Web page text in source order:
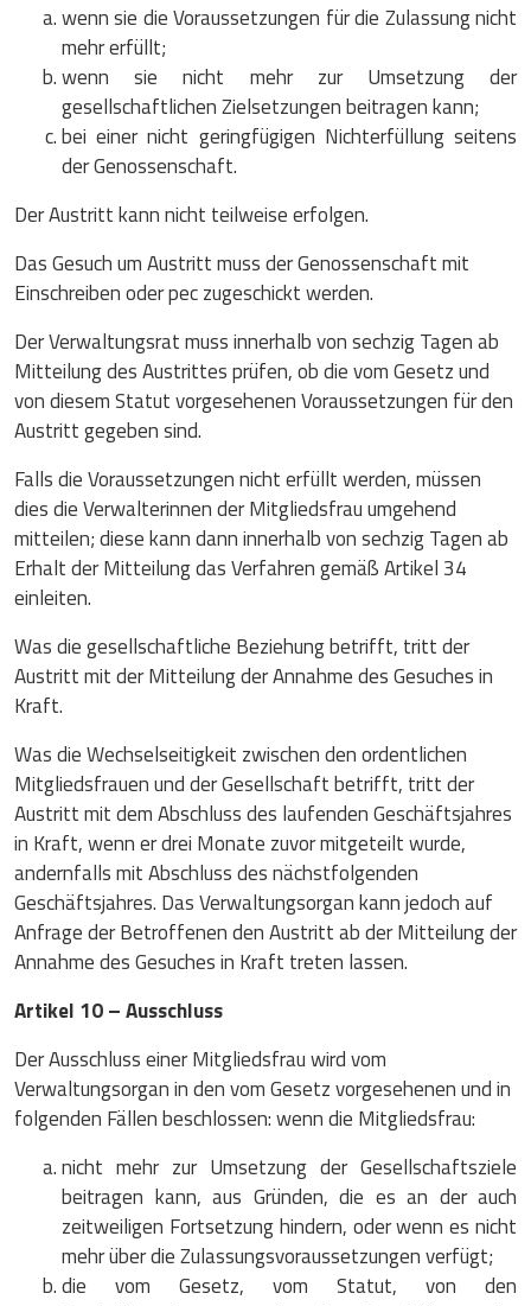
wenn sie die Voraussetzungen für die Zulassung nicht
mehr erfüllt;
wenn sie nicht mehr zur Umsetzung der
gesellschaftlichen Zielsetzungen beitragen kann;
bei einer nicht geringfügigen Nichterfüllung seitens
der Genossenschaft.
Der Austritt kann nicht teilweise erfolgen.
Das Gesuch um Austritt muss der Genossenschaft mit
Einschreiben oder pec zugeschickt werden.
Der Verwaltungsrat muss innerhalb von sechzig Tagen ab
Mitteilung des Austrittes prüfen, ob die vom Gesetz und
von diesem Statut vorgesehenen Voraussetzungen für den
Austritt gegeben sind.
Falls die Voraussetzungen nicht erfüllt werden, müssen
dies die Verwalterinnen der Mitgliedsfrau umgehend
mitteilen; diese kann dann innerhalb von sechzig Tagen ab
Erhalt der Mitteilung das Verfahren gemäß Artikel 34
einleiten.
Was die gesellschaftliche Beziehung betrifft, tritt der
Austritt mit der Mitteilung der Annahme des Gesuches in
Kraft.
Was die Wechselseitigkeit zwischen den ordentlichen
Mitgliedsfrauen und der Gesellschaft betrifft, tritt der
Austritt mit dem Abschluss des laufenden Geschäftsjahres
in Kraft, wenn er drei Monate zuvor mitgeteilt wurde,
andernfalls mit Abschluss des nächstfolgenden
Geschäftsjahres. Das Verwaltungsorgan kann jedoch auf
Anfrage der Betroffenen den Austritt ab der Mitteilung der
Annahme des Gesuches in Kraft treten lassen.
Artikel 10 – Ausschluss
Der Ausschluss einer Mitgliedsfrau wird vom
Verwaltungsorgan in den vom Gesetz vorgesehenen und in
folgenden Fällen beschlossen: wenn die Mitgliedsfrau:
nicht mehr zur Umsetzung der Gesellschaftsziele
beitragen kann, aus Gründen, die es an der auch
zeitweiligen Fortsetzung hindern, oder wenn es nicht
mehr über die Zulassungsvoraussetzungen verfügt;
die vom Gesetz, vom Statut, von den